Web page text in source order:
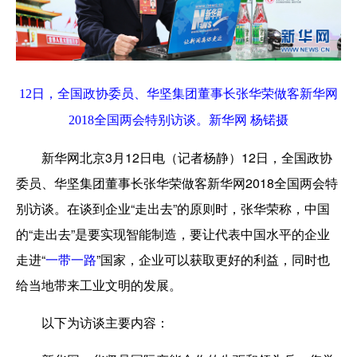
12日，全国政协委员、华坚集团董事长张华荣做客新华网
2018全国两会特别访谈。新华网 杨锘摄
新华网北京3月12日电（记者杨静）12日，全国政协
委员、华坚集团董事长张华荣做客新华网2018全国两会特
别访谈。在谈到企业“走出去”的原则时，张华荣称，中国
的“走出去”是要实现智能制造，要让代表中国水平的企业
走进“一带一路”国家，企业可以获取更好的利益，同时也
给当地带来工业文明的发展。
以下为访谈主要内容：